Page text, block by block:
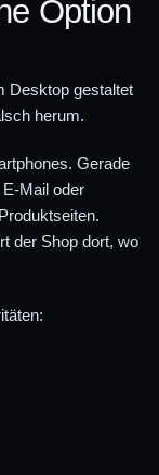
Option
Desktop gestaltet
herum.
Gerade
Mail oder
der Shop dort, wo